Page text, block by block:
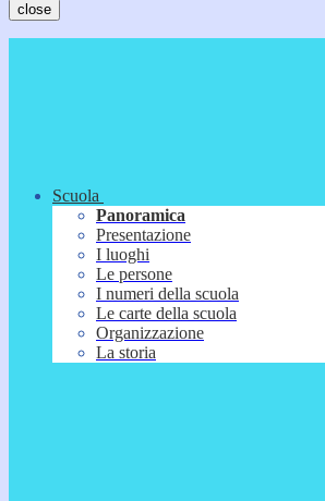
close
Scuola
Panoramica
Presentazione
I luoghi
Le persone
I numeri della scuola
Le carte della scuola
Organizzazione
La storia